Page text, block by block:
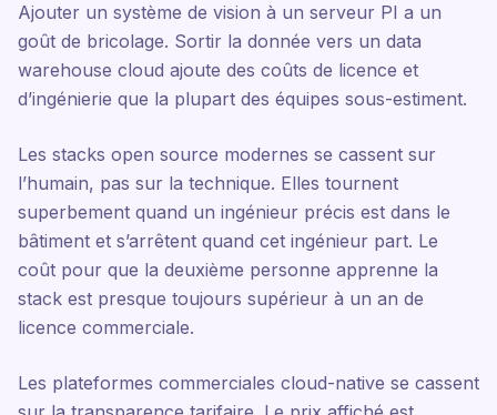
Ajouter un système de vision à un serveur PI a un
goût de bricolage. Sortir la donnée vers un data
warehouse cloud ajoute des coûts de licence et
d’ingénierie que la plupart des équipes sous-estiment.
Les stacks open source modernes se cassent sur
l’humain, pas sur la technique. Elles tournent
superbement quand un ingénieur précis est dans le
bâtiment et s’arrêtent quand cet ingénieur part. Le
coût pour que la deuxième personne apprenne la
stack est presque toujours supérieur à un an de
licence commerciale.
Les plateformes commerciales cloud-native se cassent